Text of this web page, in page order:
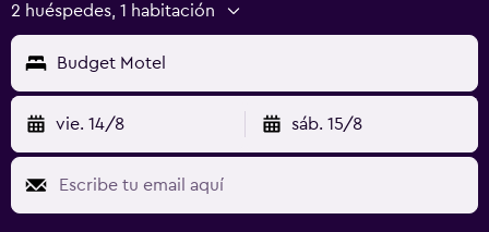
2 huéspedes, 1 habitación
Budget Motel
vie. 14/8 sáb. 15/8